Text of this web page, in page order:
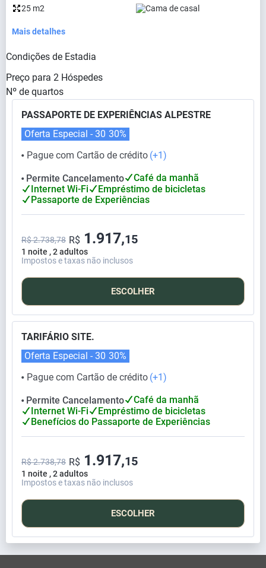
25 m2
Cama de casal
Mais detalhes
Condições de Estadia
Preço para 2 Hóspedes
Nº de quartos
PASSAPORTE DE EXPERIÊNCIAS ALPESTRE
⬤ Pague com Cartão de crédito (+1)
Oferta Especial - 30 30%
⬤ Permite Cancelamento
Café da manhã
Internet Wi-Fi
Empréstimo de bicicletas
Passaporte de Experiências
1 noite , 2 adultos
R$ 2.738,78 R$ 1.917,15
Impostos e taxas não inclusos
ESCOLHER
TARIFÁRIO SITE.
⬤ Pague com Cartão de crédito (+1)
Oferta Especial - 30 30%
⬤ Permite Cancelamento
Café da manhã
Internet Wi-Fi
Empréstimo de bicicletas
Benefícios do Passaporte de Experiências
1 noite , 2 adultos
R$ 2.738,78 R$ 1.917,15
Impostos e taxas não inclusos
ESCOLHER